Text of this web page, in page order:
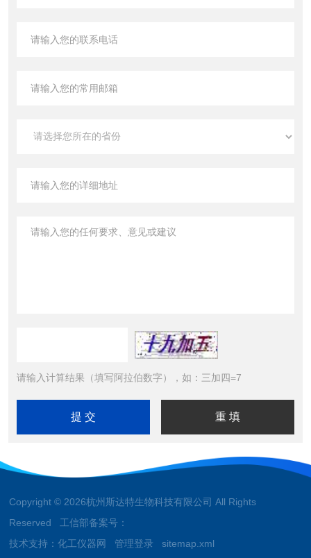
请输入计算结果（填写阿拉伯数字），如：三加四=7
Copyright © 2026杭州斯达特生物科技有限公司 All Rights
Reserved 工信部备案号：
技术支持：化工仪器网 管理登录 sitemap.xml